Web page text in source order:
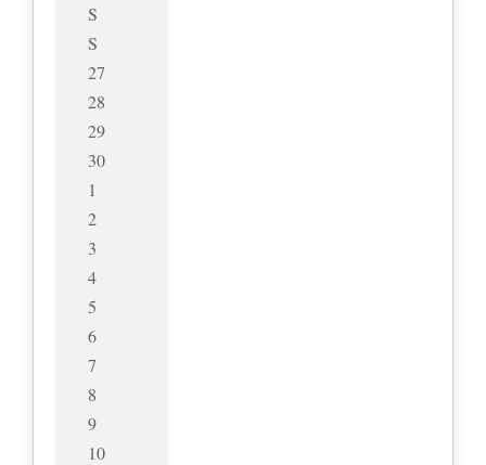
S
S
27
28
29
30
1
2
3
4
5
6
7
8
9
10